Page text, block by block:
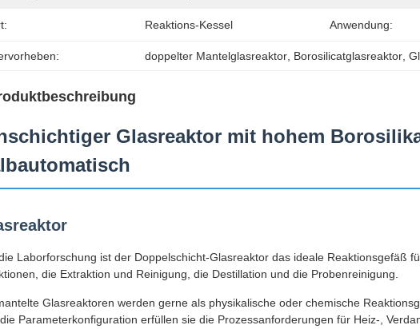
Reaktions-Kessel Anwendung:
doppelter Mantelglasreaktor, Borosilicatglasreaktor,
Glasreaktor mit hohem
Laborforschung ist der Doppelschicht-Glasreaktor das ideale Reaktionsgefäß
die Extraktion und Reinigung, die Destillation und die Probenreinigung.
Glasreaktoren werden gerne als physikalische oder chemische
Parameterkonfiguration erfüllen sie die Prozessanforderungen für Heiz-,